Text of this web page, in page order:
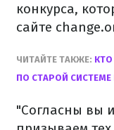
конкурса,
сайте
ЧИТАЙТЕ ТАКЖЕ:
ПО СТАРОЙ
"Согласны вы